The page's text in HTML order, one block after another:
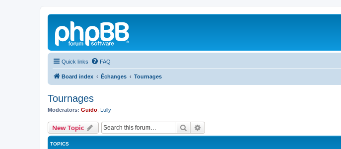
Quick links FAQ
Board index Échanges Tournages
Tournages
Moderators: Guido Lully
New Topic Search
TOPICS